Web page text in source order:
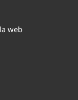
web